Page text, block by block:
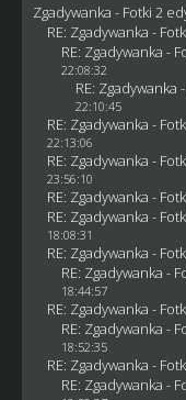
Zgadywanka - Fotki 2
RE: Zgadywanka -
RE: Zgadywanka -
22:08:32
RE: Zgadywanka
22:10:45
RE: Zgadywanka -
22:13:06
RE: Zgadywanka -
23:56:10
RE: Zgadywanka -
RE: Zgadywanka -
18:08:31
RE: Zgadywanka -
RE: Zgadywanka -
18:44:57
RE: Zgadywanka -
RE: Zgadywanka -
18:52:35
RE: Zgadywanka -
RE: Zgadywanka -